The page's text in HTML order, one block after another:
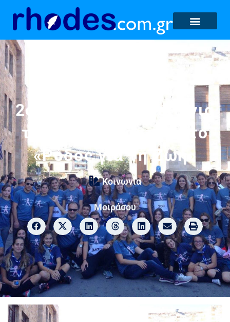
2ο Ομαδικό Βραβείο για
το ΓΕΛ Κρεμαστής στο
«Ρόδος για τη Ζωή»
Κοινωνία
Μοιράσου